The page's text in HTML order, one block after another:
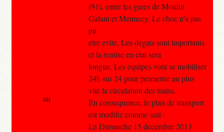
(91), entre les gares de Moulin
Galant et Mennecy. Le choc n'a pas
pu
etre evite. Les degats sont importants
et la remise en etat sera
longue. Les equipes vont se mobiliser
24h sur 24 pour permettre au plus
vite la circulation des trains.
En consequence, le plan de transport
est modifie comme suit :
Le Dimanche 15 decembre 2013
au